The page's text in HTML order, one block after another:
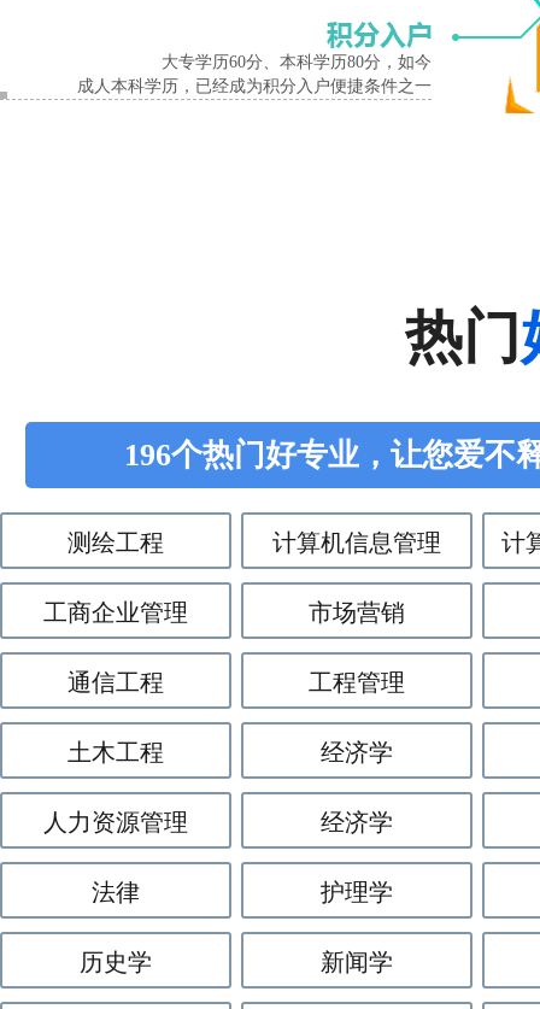
大专学历60分、本科学历80分，如今
成人本科学历，已经成为积分入户便捷条件之一
热门
196个热门好专业，让您爱不
测绘工程 计算机信息管理 计
工商企业管理 市场营销
通信工程 工程管理
土木工程 经济学
人力资源管理 经济学
法律 护理学
历史学 新闻学